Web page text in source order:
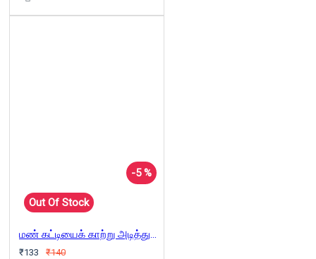
-5 %
Out Of Stock
மண் கட்டியைக் காற்று அடித்துப் போகாது
₹133 ₹140